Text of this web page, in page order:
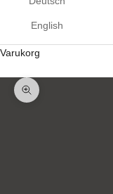
English
Varukorg
Zooma